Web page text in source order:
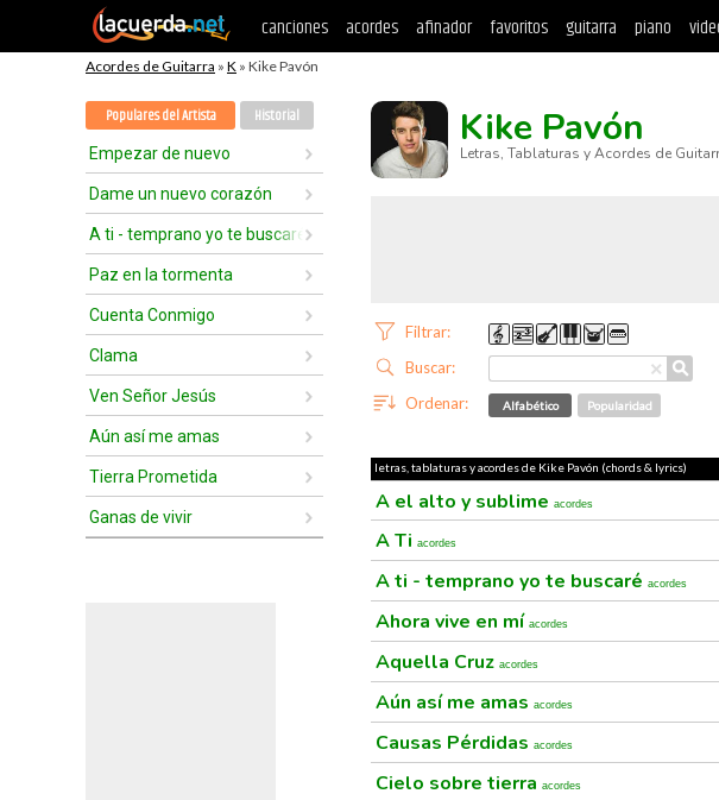
canciones acordes afinador favoritos guitarra piano
Acordes de Guitarra » K » Kike Pavón
Populares del Artista Historial
Empezar de nuevo
Dame un nuevo corazón
A ti - temprano yo te buscaré
Paz en la tormenta
Cuenta Conmigo
Clama
Ven Señor Jesús
Aún así me amas
Tierra Prometida
Ganas de vivir
Kike Pavón
Letras, Tablaturas y Acordes de
Filtrar:
×
Buscar: ⚲
Ordenar: Alfabético Popularidad
letras, tablaturas y acordes de Kike Pavón (chords & lyrics)
A el alto y sublime acordes
A Ti acordes
A ti - temprano yo te buscaré acordes
Ahora vive en mí acordes
Aquella Cruz acordes
Aún así me amas acordes
Causas Pérdidas acordes
Cielo sobre tierra acordes